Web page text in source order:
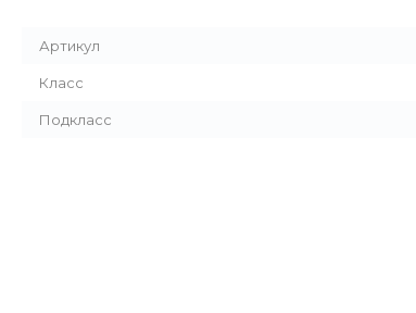
Артикул
Класс
Подкласс